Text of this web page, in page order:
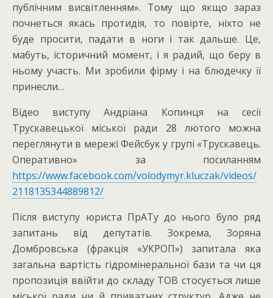
публічним висвітленням». Тому що якщо зараз
почнеться якась протидія, то повірте, ніхто не
буде просити, падати в ноги і так дальше. Це,
мабуть, історичний момент, і я радий, що беру в
ньому участь. Ми зробили фірму і на блюдечку її
принесли…
Відео виступу Андріана Копинця на сесії
Трускавецької міської ради 28 лютого можна
переглянути в мережі Фейсбук у групі «Трускавець.
Оперативно» за посиланням
https://www.facebook.com/volodymyr.kluczak/videos/
2118135344889812/
Після виступу юриста ПрАТу до нього було ряд
запитань від депутатів. Зокрема, Зоряна
Домбровська (фракція «УКРОП») запитала яка
загальна вартість гідромінеральної бази та чи ця
пропозиція ввійти до складу ТОВ стосується лише